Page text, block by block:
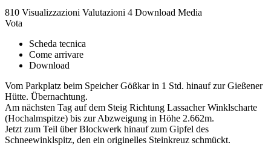
810 Visualizzazioni Valutazioni 4 Download Media
Vota
Scheda tecnica
Come arrivare
Download
Vom Parkplatz beim Speicher Gößkar in 1 Std. hinauf zur Gießener
Hütte. Übernachtung.
Am nächsten Tag auf dem Steig Richtung Lassacher Winklscharte
(Hochalmspitze) bis zur Abzweigung in Höhe 2.662m.
Jetzt zum Teil über Blockwerk hinauf zum Gipfel des
Schneewinklspitz, den ein originelles Steinkreuz schmückt.